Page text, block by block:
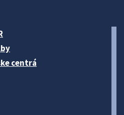
centrá